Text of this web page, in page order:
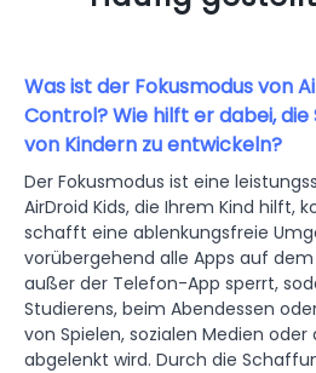
Was ist der Fokusmodus von
Control? Wie hilft er dabei,
von Kindern zu entwickeln?
Der Fokusmodus ist eine
AirDroid Kids, die Ihrem Kind hilft,
schafft eine ablenkungsfreie
vorübergehend alle Apps auf
außer der Telefon-App sperrt,
Studierens, beim Abendessen
von Spielen, sozialen Medien oder
abgelenkt wird. Durch die